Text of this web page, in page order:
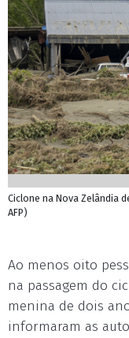
Ciclone na Nova Zelândia
AFP)
Ao menos oito
na passagem do
menina de dois
informaram as